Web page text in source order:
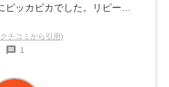
ッカピカでした。リピート
ズで助かってます！
チコミから引用)
1